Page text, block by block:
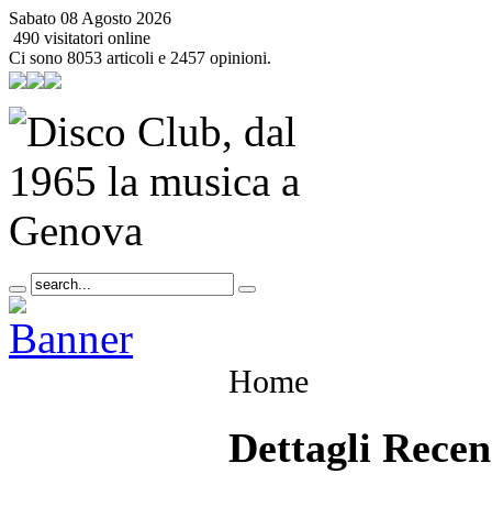
Sabato 08 Agosto 2026
490 visitatori online
Ci sono 8053 articoli e 2457 opinioni.
Home
Dettagli